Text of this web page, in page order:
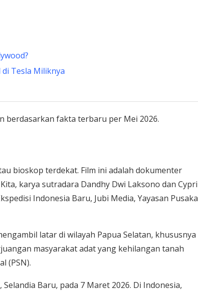
Tesla Miliknya
berdasarkan fakta terbaru per Mei 2026.
bioskop terdekat. Film ini adalah dokumenter
karya sutradara Dandhy Dwi Laksono dan Cypri
Indonesia Baru, Jubi Media, Yayasan Pusaka
latar di wilayah Papua Selatan, khususnya
masyarakat adat yang kehilangan tanah
(PSN).
Baru, pada 7 Maret 2026. Di Indonesia,